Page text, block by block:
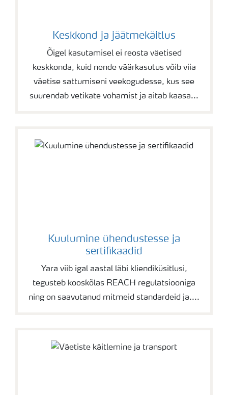
Keskkond ja jäätmekäitlus
Õigel kasutamisel ei reosta väetised
keskkonda, kuid nende väärkasutus võib viia
väetise sattumiseni veekogudesse, kus see
suurendab vetikate vohamist ja aitab kaasa...
Kuulumine ühendustesse ja
sertifikaadid
Yara viib igal aastal läbi kliendiküsitlusi,
tegusteb kooskõlas REACH regulatsiooniga
ning on saavutanud mitmeid standardeid ja....